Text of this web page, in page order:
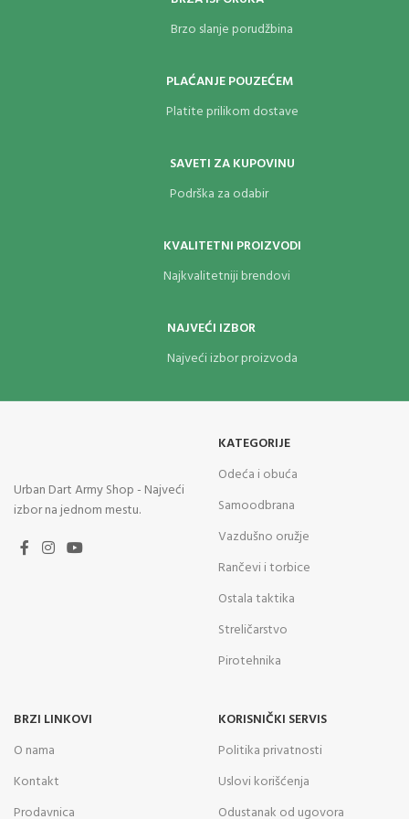
Brzo slanje porudžbina
PLAĆANJE POUZEĆEM
Platite prilikom dostave
SAVETI ZA KUPOVINU
Podrška za odabir
KVALITETNI PROIZVODI
Najkvalitetniji brendovi
NAJVEĆI IZBOR
Najveći izbor proizvoda
Urban Dart Army Shop - Najveći
izbor na jednom mestu.
KATEGORIJE
Odeća i obuća
Samoodbrana
Vazdušno oružje
Rančevi i torbice
Ostala taktika
Streličarstvo
Pirotehnika
BRZI LINKOVI
O nama
Kontakt
Prodavnica
KORISNIČKI SERVIS
Politika privatnosti
Uslovi korišćenja
Odustanak od ugovora